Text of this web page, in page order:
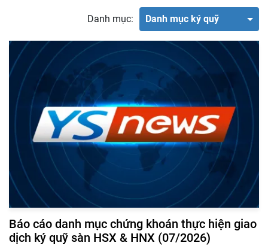
Danh mục: Danh mục ký quỹ
Báo cáo danh mục chứng khoán thực hiện giao
dịch ký quỹ sàn HSX & HNX (07/2026)